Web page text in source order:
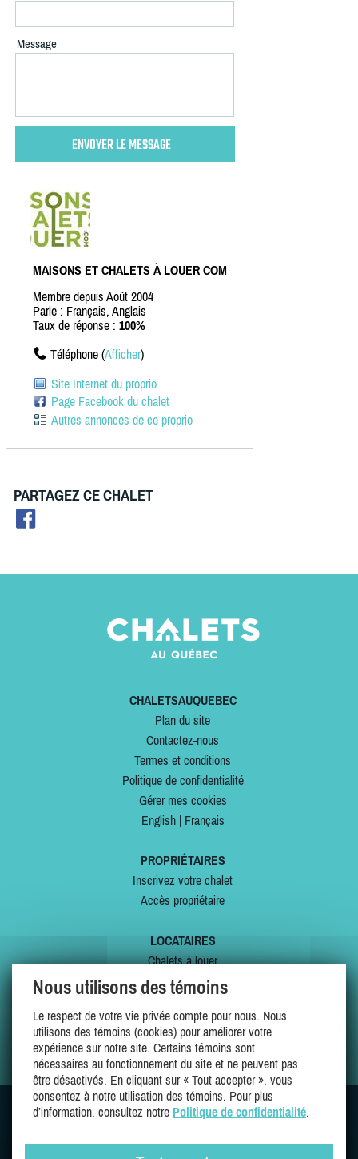
Message
MAISONS ET CHALETS À LOUER COM
Membre depuis Août 2004
Parle : Français, Anglais
Taux de réponse : 100%
Téléphone (Afficher)
Site Internet du proprio
Page Facebook du chalet
Autres annonces de ce proprio
PARTAGEZ CE CHALET
CHALETSAUQUEBEC
Plan du site
Contactez-nous
Termes et conditions
Politique de confidentialité
Gérer mes cookies
English| Français
PROPRIÉTAIRES
Inscrivez votre chalet
Accès propriétaire
LOCATAIRES
Chalets à louer
Chalets à vendre
Offres spéciales
Mes favoris
SUIVEZ-NOUS SUR
Nous utilisons des témoins
Le respect de votre vie privée compte pour nous. Nous
utilisons des témoins (cookies) pour améliorer votre
expérience sur notre site. Certains témoins sont
nécessaires au fonctionnement du site et ne peuvent pas
être désactivés. En cliquant sur « Tout accepter », vous
consentez à notre utilisation des témoins. Pour plus
d’information, consultez notre Politique de confidentialité.